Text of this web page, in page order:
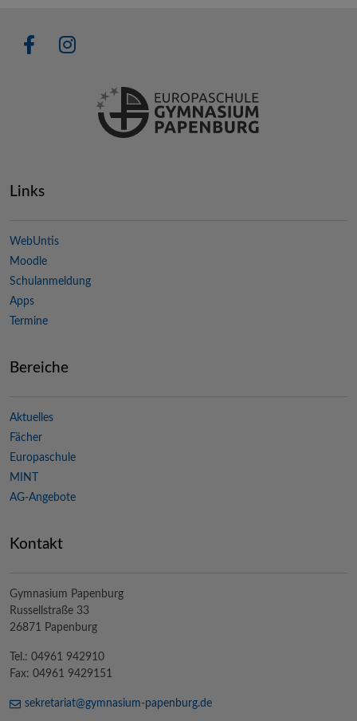
Links
WebUntis
Moodle
Schulanmeldung
Apps
Termine
Bereiche
Aktuelles
Fächer
Europaschule
MINT
AG-Angebote
Kontakt
Gymnasium Papenburg
Russellstraße 33
26871 Papenburg
Tel.: 04961 942910
Fax: 04961 9429151
sekretariat@gymnasium-papenburg.de